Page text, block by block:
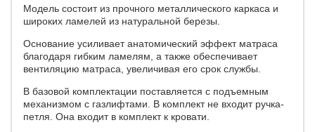
Модель состоит из прочного металлического каркаса и
широких ламелей из натуральной березы.
Основание усиливает анатомический эффект матраса
благодаря гибким ламелям, а также обеспечивает
вентиляцию матраса, увеличивая его срок службы.
В базовой комплектации поставляется с подъемным
механизмом с газлифтами. В комплект не входит ручка-
петля. Она входит в комплект к кровати.